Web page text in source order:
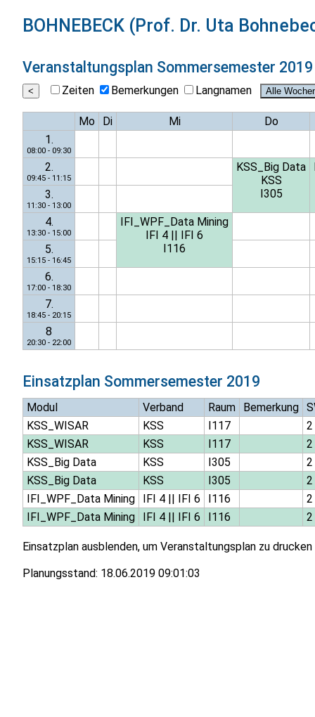
BOHNEBECK (Prof. Dr. Uta
Veranstaltungsplan Sommersemester 2019
Zeiten Bemerkungen Langnamen
Mo Di Mi
Do
1.
08:00 - 09:30
2.
09:45 - 11:15
KSS_Big Data
KSS
I305
3.
11:30 - 13:00
4.
13:30 - 15:00
IFI_WPF_Data Mining
IFI 4
IFI 6
I116
5.
15:15 - 16:45
6.
17:00 - 18:30
7.
18:45 - 20:15
8
20:30 - 22:00
Einsatzplan Sommersemester 2019
Modul Verband Raum Bemerkung
KSS_WISAR
KSS I117
2
KSS_WISAR
KSS I117
2
KSS_Big Data
KSS I305
2
KSS_Big Data
KSS I305
2
IFI_WPF_Data Mining
IFI 4|| IFI 6 I116
2
IFI_WPF_Data Mining
IFI 4|| IFI 6 I116 2
Einsatzplan ausblenden, um Veranstaltungsplan zu drucken
Planungsstand: 18.06.2019 09:01:03